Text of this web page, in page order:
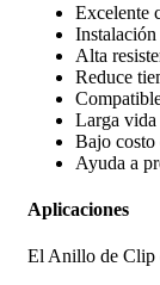
Excelente
Alta
Reduce
Larga
Bajo costo
Ayuda a
Aplicaciones
El Anillo de Clip